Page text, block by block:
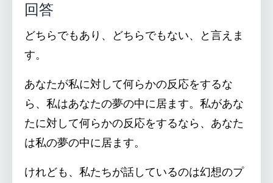
回答
どちらでもあり、どちらでもない、と言えま
す。
あなたが私に対して何らかの反応をするな
ら、私はあなたの夢の中に居ます。私があな
たに対して何らかの反応をするなら、あなた
は私の夢の中に居ます。
けれども、私たちが話しているのは幻想のプ